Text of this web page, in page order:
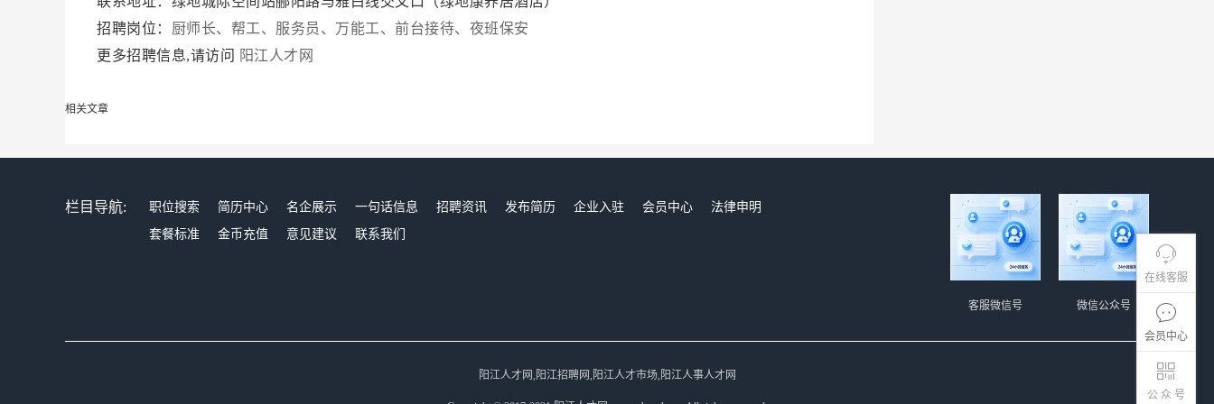
在线客服
会员中心
公 众 号
招聘岗位： 厨师长、帮工、服务员、万能工、前台接待、夜班保安
更多招聘信息,请访问
阳江人才网
相关文章
栏目导航: 职位搜索 简历中心 名企展示 一句话信息 招聘资讯 发布简历 企业入驻 会员中心
法律申明
套餐标准
金币充值 意见建议 联系我们
微信公众号
客服微信号
阳江人才网,阳江招聘网,阳江人才市场,阳江人事人才网